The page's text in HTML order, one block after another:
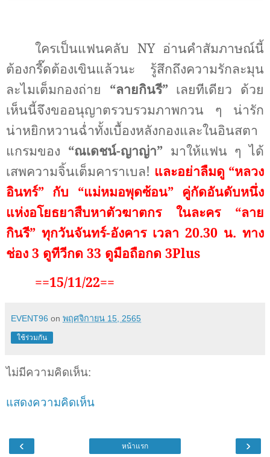
ใครเป็นแฟนคลับ NY อ่านคำสัมภาษณ์นี้
ต้องกรี๊ดต้องเขินแล้วนะ รู้สึกถึงความรักละมุน
ละไมเต็มกองถ่าย “ลายกินรี”เลยทีเดียว ด้วย
เห็นนี้จึงขออนุญาตรวบรวมภาพกวน ๆ น่ารัก
น่าหยิกหวานฉ่ำทั้งเบื้องหลังกองและในอินสตา
แกรมของ “ณเดชน์-ญาญ่า”มาให้แฟน ๆ ได้
เสพความจิ้นเต็มคาราเบล! และอย่าลืมดู “หลวง
อินทร์” กับ “แม่หมอพุดซ้อน” คู่กัดอันดับหนึ่ง
แห่งอโยธยาสืบหาตัวฆาตกร ในละคร “ลาย
กินรี” ทุกวันจันทร์-อังคาร เวลา 20.30 น. ทาง
ช่อง 3 ดูทีวีกด 33 ดูมือถือกด 3Plus
==15/11/22==
EVENT96 on พฤศจิกายน 15, 2565
ใช้ร่วมกัน
ไม่มีความคิดเห็น:
แสดงความคิดเห็น
‹ ›
หน้าแรก